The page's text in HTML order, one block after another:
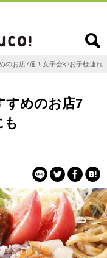
のお店7選！女子会やお子様連れ
すめのお店7
も